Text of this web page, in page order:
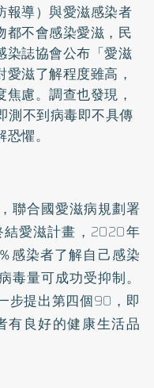
報導）與愛滋感染者
都不會感染愛滋，民
染誌協會公布「愛滋
滋了解程度雖高，
慮。調查也發現，
測不到病毒即不具傳
懼。
聯合國愛滋病規劃署
結愛滋計畫，2020年
感染者了解自己感染
毒量可成功受抑制。
步提出第四個90，即
有良好的健康生活品